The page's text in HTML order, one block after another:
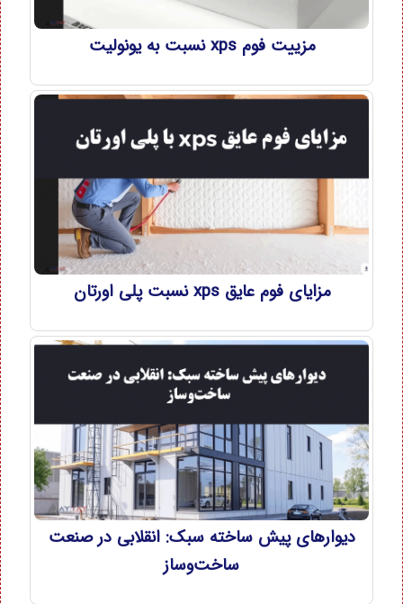
مزییت فوم xps نسبت به یونولیت
مزایای فوم عایق xps نسبت پلی اورتان
دیوارهای پیش ساخته سبک: انقلابی در صنعت
ساخت‌وساز